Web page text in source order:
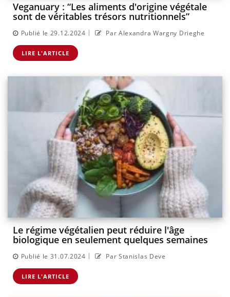
Veganuary : “Les aliments d'origine végétale
sont de véritables trésors nutritionnels”
Publié le 29.12.2024 | Par Alexandra Wargny Drieghe
LIRE L'ARTICLE
Le régime végétalien peut réduire l'âge
biologique en seulement quelques semaines
Publié le 31.07.2024 | Par Stanislas Deve
LIRE L'ARTICLE